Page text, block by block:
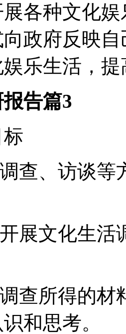
各种文化
政府反映
乐生活，
告篇3
查、访谈
展文化生
查所得的
和思考。